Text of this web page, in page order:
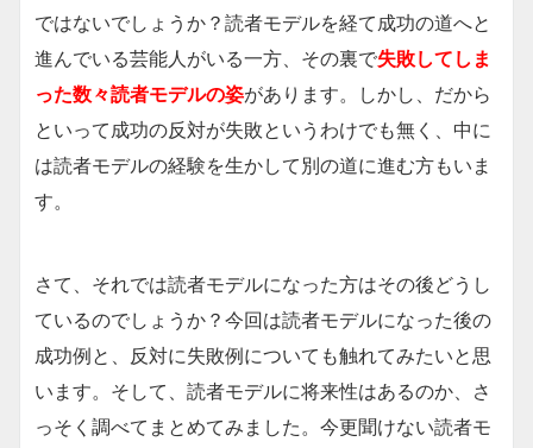
ではないでしょうか？読者モデルを経て成功の道へと
進んでいる芸能人がいる一方、その裏で失敗してしま
った数々読者モデルの姿があります。しかし、だから
といって成功の反対が失敗というわけでも無く、中に
は読者モデルの経験を生かして別の道に進む方もいま
す。
さて、それでは読者モデルになった方はその後どうし
ているのでしょうか？今回は読者モデルになった後の
成功例と、反対に失敗例についても触れてみたいと思
います。そして、読者モデルに将来性はあるのか、さ
っそく調べてまとめてみました。今更聞けない読者モ